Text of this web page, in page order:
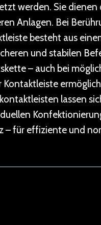
werden. Sie
Anlagen. Bei
besteht aus
und stabilen
– auch bei
lassen
– für effiziente und